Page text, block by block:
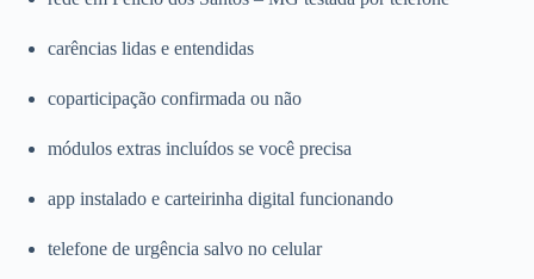
carências lidas e entendidas
coparticipação confirmada ou não
módulos extras incluídos se você precisa
app instalado e carteirinha digital funcionando
telefone de urgência salvo no celular